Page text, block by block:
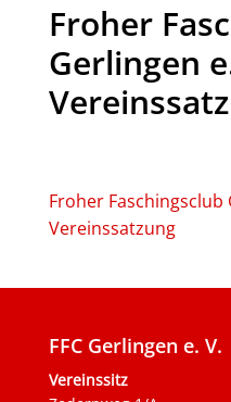
Froher
Gerlingen
Froher Faschingsclub
Vereinssatzung
FFC Gerlingen e. V.
Vereinssitz